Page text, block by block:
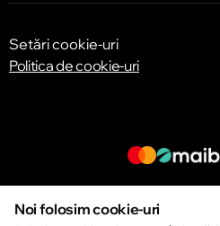
Setări cookie-uri
Politica de cookie-uri
© 2013 –
Noi folosim cookie-uri